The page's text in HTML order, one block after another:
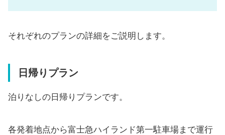
それぞれのプランの詳細をご説明します。
日帰りプラン
泊りなしの日帰りプランです。
各発着地点から富士急ハイランド第一駐車場まで運行